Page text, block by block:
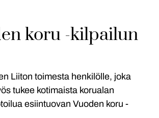
koru -kilpailun
Liiton toimesta henkilölle, joka
tukee kotimaista korualan
esiintuovan Vuoden koru -